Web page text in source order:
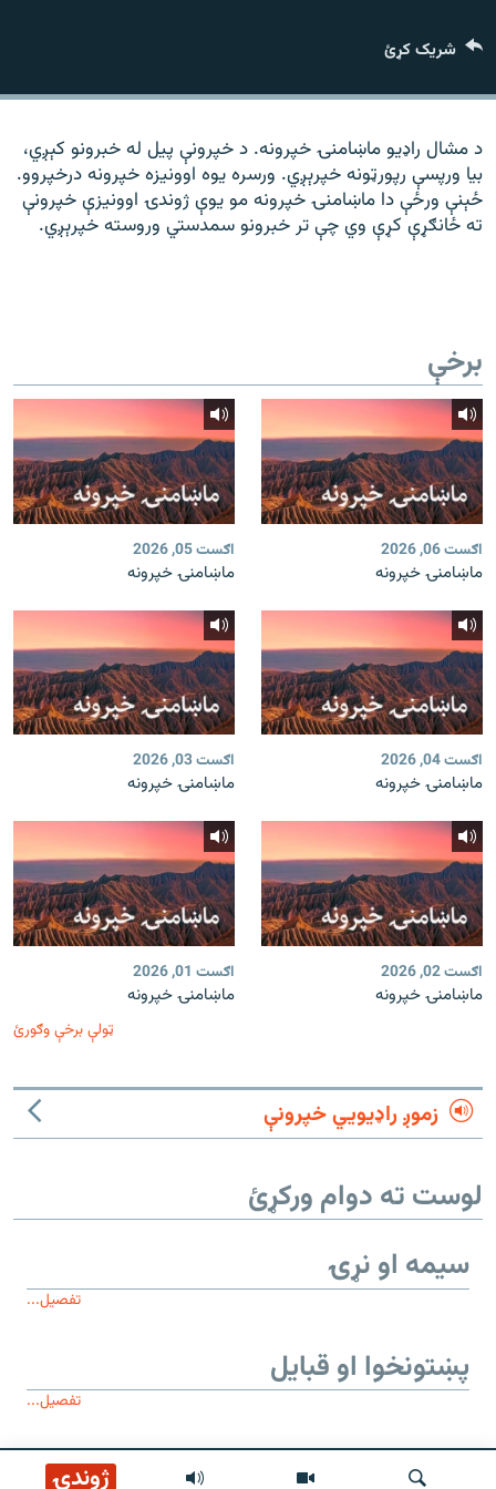
موږ وڅارئ
د ازادې اروپا راډیو ټولې ووبپاڼې
ژوندۍ
شریک کړئ
د مشال راډیو ماښامنۍ خپرونه. د خپرونې پیل له خبرونو کېږي،
بیا ورپسې رپورټونه خپرېږي. ورسره یوه اوونیزه خپرونه درخپروو.
ځېنې ورځې دا ماښامنۍ خپرونه مو یوې ژوندۍ اوونیزې خپرونې
ته ځانګړې کړې وي چې تر خبرونو سمدستي وروسته خپرېږي.
برخې
اګست 06, 2026
ماښامنۍ خپرونه
اګست 05, 2026
ماښامنۍ خپرونه
اګست 04, 2026
ماښامنۍ خپرونه
اګست 03, 2026
ماښامنۍ خپرونه
اګست 02, 2026
ماښامنۍ خپرونه
اګست 01, 2026
ماښامنۍ خپرونه
ټولې برخې وګورئ
زموږ راډیويي خپرونې
لوست ته دوام ورکړئ
سیمه او نړۍ
تفصیل...
پښتونخوا او قبایل
تفصیل...
موږ وڅارئ